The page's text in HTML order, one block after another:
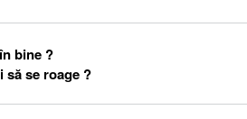
bine ?
să se roage ?